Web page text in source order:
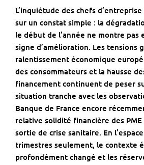
L’inquiétude des chefs
sur un constat simple : la
le début de l’année ne montre pas
signe d’amélioration. Les tensions
ralentissement économique
des consommateurs et la hausse
financement continuent de peser
situation tranche avec les
Banque de France encore
relative solidité financière des PME
sortie de crise sanitaire. En
trimestres seulement, le contexte
profondément changé et les